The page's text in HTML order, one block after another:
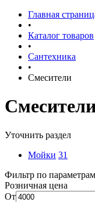
Главная
•
Каталог товаров
•
Сантехника
•
Смесители
Уточнить раздел
Мойки 31
Фильтр по параметрам
Розничная цена
От